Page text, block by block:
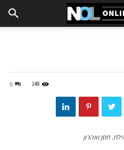
0 148
חסן ואהרון